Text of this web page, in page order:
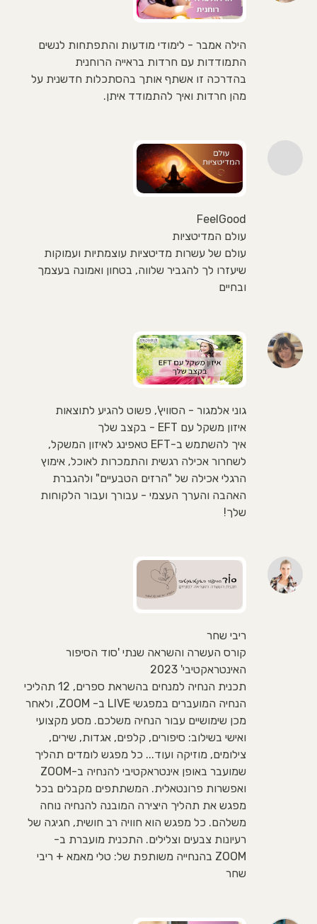
הילה אמבר - לימודי מודעות והתפתחות לנשים
התמודדות עם חרדות בראייה הרוחנית
בהדרכה זו אשתף אותך בהסתכלות חדשנית על
מהן חרדות ואיך להתמודד איתן.
FeelGood
עולם המדיטציות
עולם של עשרות מדיטציות עוצמתיות ועמוקות
שיעזרו לך להגביר שלווה, בטחון ואמונה בעצמך
ובחיים
גוני אלמגור - הסוויץ', פשוט להגיע לתוצאות
איזון משקל עם EFT - בקצב שלך
איך להשתמש ב-EFT טאפינג לאיזון המשקל,
לשחרור אכילה רגשית והתמכרות לאוכל, אימוץ
הרגלי אכילה של "הרזים הטבעיים" ולהגברת
האהבה והערך העצמי - עבורך ועבור הלקוחות
שלך!
ריבי שחר
קורס העשרה והשראה שנתי 'סוד הסיפור
האינטראקטיבי' 2023
תכנית הנחיה למנחים בהשראת ספרים, 12 תהליכי
הנחיה המועברים במפגשי LIVE ב- ZOOM, ולאחר
מכן שימושיים עבור הנחיה משלכם. מסע מקצועי
ואישי בשילוב: סיפורים, קלפים, אגדות, שירים,
צילומים, מוזיקה ועוד... כל מפגש לומדים תהליך
שמועבר באופן אינטראקטיבי להנחיה ב-ZOOM
ואפשרות פרונטאלית. המשתתפים מקבלים בכל
מפגש את תהליך היצירה המובנה להנחיה נוחה
משלהם. כל מפגש הוא חוויה רב חושית, חגיגה של
רעיונות צבעים וצלילים. התכנית מועברת ב-
ZOOM בהנחייה משותפת של: טלי מאמא + ריבי
שחר